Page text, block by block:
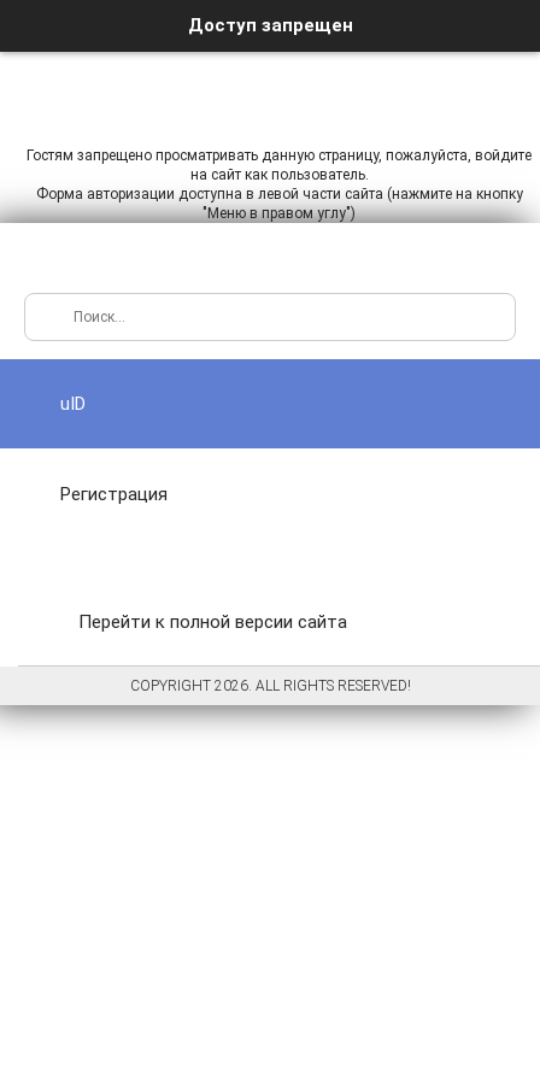
Доступ запрещен
Гостям запрещено просматривать данную страницу, пожалуйста, войдите
на сайт как пользователь.
Форма авторизации доступна в левой части сайта (нажмите на кнопку
"Меню в правом углу")
uID
Регистрация
Перейти к полной версии сайта
COPYRIGHT 2026. ALL RIGHTS RESERVED!